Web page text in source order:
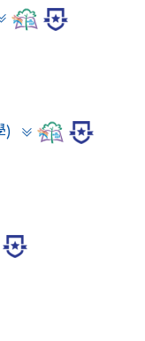
Toggle
panel
)
Toggle
panel